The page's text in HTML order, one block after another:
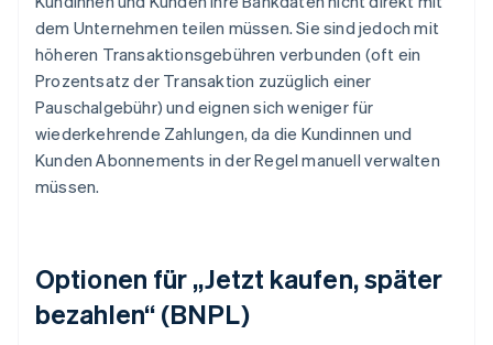
dem Unternehmen teilen müssen. Sie sind jedoch mit
höheren Transaktionsgebühren verbunden (oft ein
Prozentsatz der Transaktion zuzüglich einer
Pauschalgebühr) und eignen sich weniger für
wiederkehrende Zahlungen, da die Kundinnen und
Kunden Abonnements in der Regel manuell verwalten
müssen.
Optionen für „Jetzt kaufen, später
bezahlen“ (BNPL)